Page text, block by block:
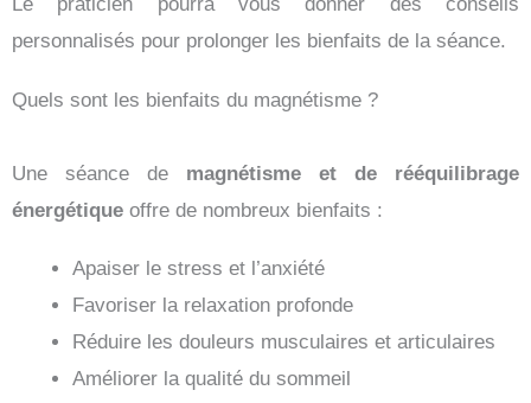
personnalisés pour prolonger les bienfaits de la séance.
Quels sont les bienfaits du magnétisme ?
Une séance de magnétisme
et de rééquilibrage
énergétique offre de nombreux bienfaits :
Apaiser le stress et l’anxiété
Favoriser la relaxation profonde
Réduire les douleurs musculaires et articulaires
Améliorer la qualité du sommeil